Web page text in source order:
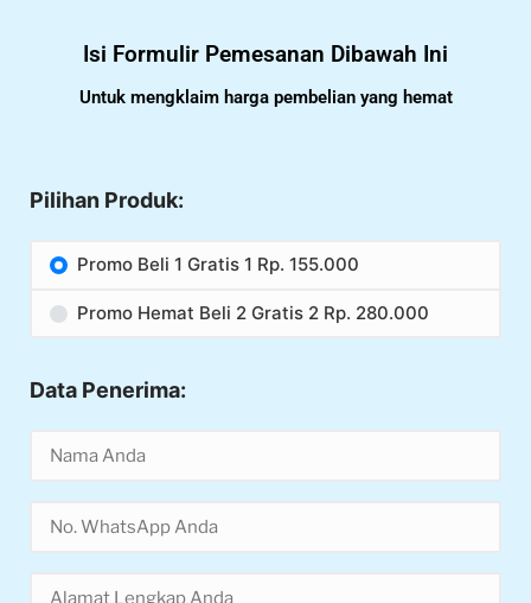
Isi Formulir Pemesanan Dibawah Ini
Untuk mengklaim harga pembelian yang hemat
Pilihan Produk:
Promo Beli 1 Gratis 1 Rp. 155.000
Promo Hemat Beli 2 Gratis 2 Rp. 280.000
Data Penerima: